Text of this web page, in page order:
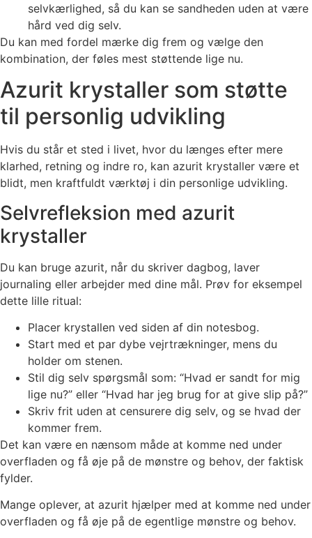
selvkærlighed, så du kan se sandheden uden at være
hård ved dig selv.
Du kan med fordel mærke dig frem og vælge den
kombination, der føles mest støttende lige nu.
Azurit krystaller som støtte
til personlig udvikling
Hvis du står et sted i livet, hvor du længes efter mere
klarhed, retning og indre ro, kan azurit krystaller være et
blidt, men kraftfuldt værktøj i din personlige udvikling.
Selvrefleksion med azurit
krystaller
Du kan bruge azurit, når du skriver dagbog, laver
journaling eller arbejder med dine mål. Prøv for eksempel
dette lille ritual:
Placer krystallen ved siden af din notesbog.
Start med et par dybe vejrtrækninger, mens du
holder om stenen.
Stil dig selv spørgsmål som: “Hvad er sandt for mig
lige nu?” eller “Hvad har jeg brug for at give slip på?”
Skriv frit uden at censurere dig selv, og se hvad der
kommer frem.
Det kan være en nænsom måde at komme ned under
overfladen og få øje på de mønstre og behov, der faktisk
fylder.
Mange oplever, at azurit hjælper med at komme ned under
overfladen og få øje på de egentlige mønstre og behov.